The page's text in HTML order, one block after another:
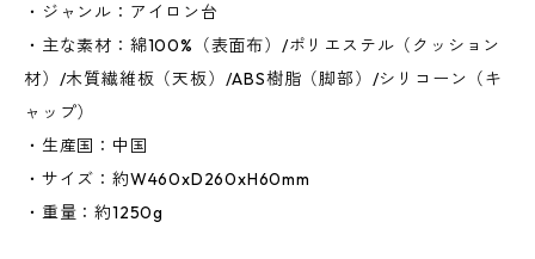
・ジャンル：アイロン台
・主な素材：綿100%（表面布）/ポリエステル（クッション
材）/木質繊維板（天板）/ABS樹脂（脚部）/シリコーン（キ
ャップ）
・生産国：中国
・サイズ：約W460xD260xH60mm
・重量：約1250g